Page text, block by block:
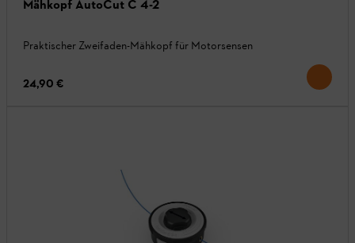
Mähkopf AutoCut C 4-2
Praktischer Zweifaden-Mähkopf für Motorsensen
24,90 €